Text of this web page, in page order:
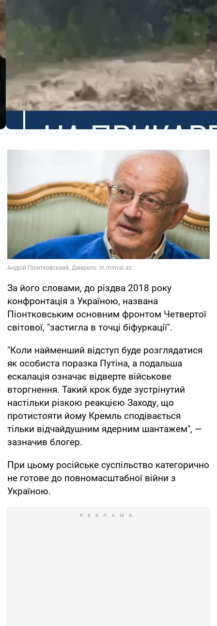
За його словами, до різдва 2018 року
конфронтація з Україною, названа
Піонтковським основним фронтом Четвертої
світової, "застигла в точці біфуркації".
"Коли найменший відступ буде розглядатися
як особиста поразка Путіна, а подальша
ескалація означає відверте військове
вторгнення. Такий крок буде зустрінутий
настільки різкою реакцією Заходу, що
протистояти йому Кремль сподівається
тільки відчайдушним ядерним шантажем", —
зазначив блогер.
При цьому російське суспільство категорично
не готове до повномасштабної війни з
Україною.